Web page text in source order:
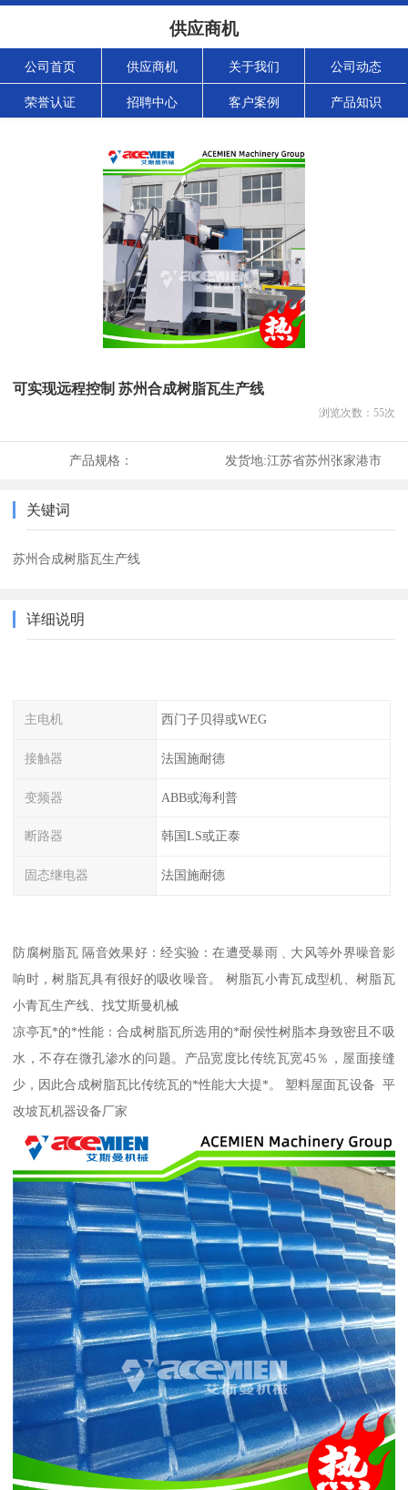
供应商机
公司首页 供应商机 关于我们 公司动态
荣誉认证 招聘中心 客户案例 产品知识
可实现远程控制 苏州合成树脂瓦生产线
浏览次数： 55次
产品规格： 发货地:江苏省苏州张家港市
关键词
苏州合成树脂瓦生产线
详细说明
主电机 西门子贝得或WEG
接触器 法国施耐德
变频器 ABB或海利普
断路器 韩国LS或正泰
固态继电器 法国施耐德
防腐树脂瓦 隔音效果好：经实验：在遭受暴雨﹑大风等外界噪音影
响时，树脂瓦具有很好的吸收噪音。 树脂瓦小青瓦成型机、树脂瓦
小青瓦生产线、找艾斯曼机械
凉亭瓦*的*性能：合成树脂瓦所选用的*耐侯性树脂本身致密且不吸
水，不存在微孔渗水的问题。产品宽度比传统瓦宽45％，屋面接缝
少，因此合成树脂瓦比传统瓦的*性能大大提*。 塑料屋面瓦设备 平
改坡瓦机器设备厂家